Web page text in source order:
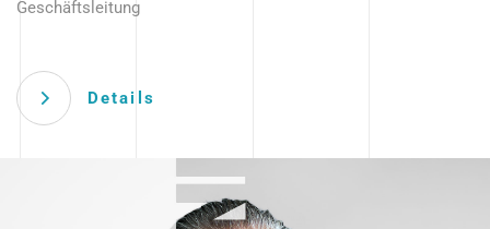
Geschäftsleitung
Details